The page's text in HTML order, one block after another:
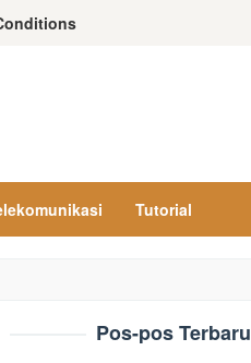
Tutorial
Pos-pos Terbaru